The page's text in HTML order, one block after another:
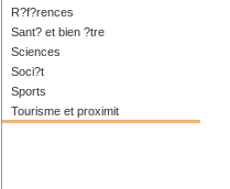
R?f?rences
Sant? et bien ?tre
Sciences
Soci?t
Sports
Tourisme et proximit